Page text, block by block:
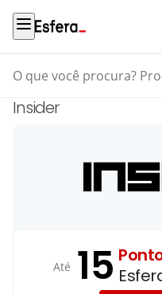
O que você procura?
Insider
Até 15